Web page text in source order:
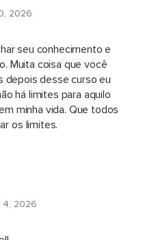
2026
seu conhecimento e
Muita coisa que você
depois desse curso eu
há limites para aquilo
minha vida. Que todos
os limites.
4, 2026